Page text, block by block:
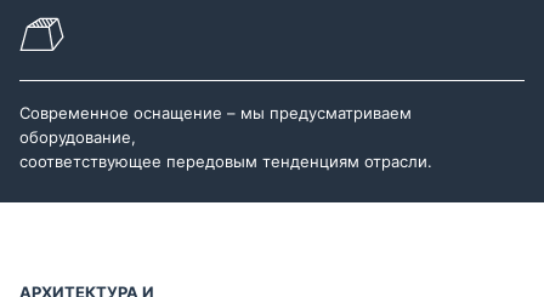
Современное оснащение – мы предусматриваем
оборудование,
соответствующее передовым тенденциям отрасли.
АРХИТЕКТУРА И